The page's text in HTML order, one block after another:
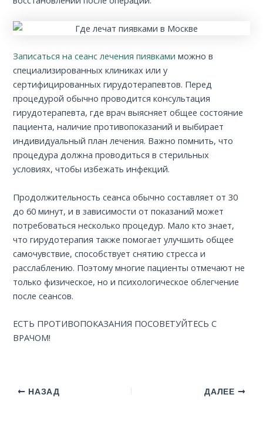
Записаться на сеанс лечения пиявками можно в
специализированных клиниках или у
сертифицированных гирудотерапевтов. Перед
процедурой обычно проводится консультация
гирудотерапевта, где врач выясняет общее состояние
пациента, наличие противопоказаний и выбирает
индивидуальный план лечения. Важно помнить, что
процедура должна проводиться в стерильных
условиях, чтобы избежать инфекций.
Продолжительность сеанса обычно составляет от 30
до 60 минут, и в зависимости от показаний может
потребоваться несколько процедур. Мало кто знает,
что гирудотерапия также помогает улучшить общее
самочувствие, способствует снятию стресса и
расслаблению. Поэтому многие пациенты отмечают не
только физическое, но и психологическое облегчение
после сеансов.
ЕСТЬ ПРОТИВОПОКАЗАНИЯ ПОСОВЕТУЙТЕСЬ С
ВРАЧОМ!
НАЗАД ДАЛЕЕ